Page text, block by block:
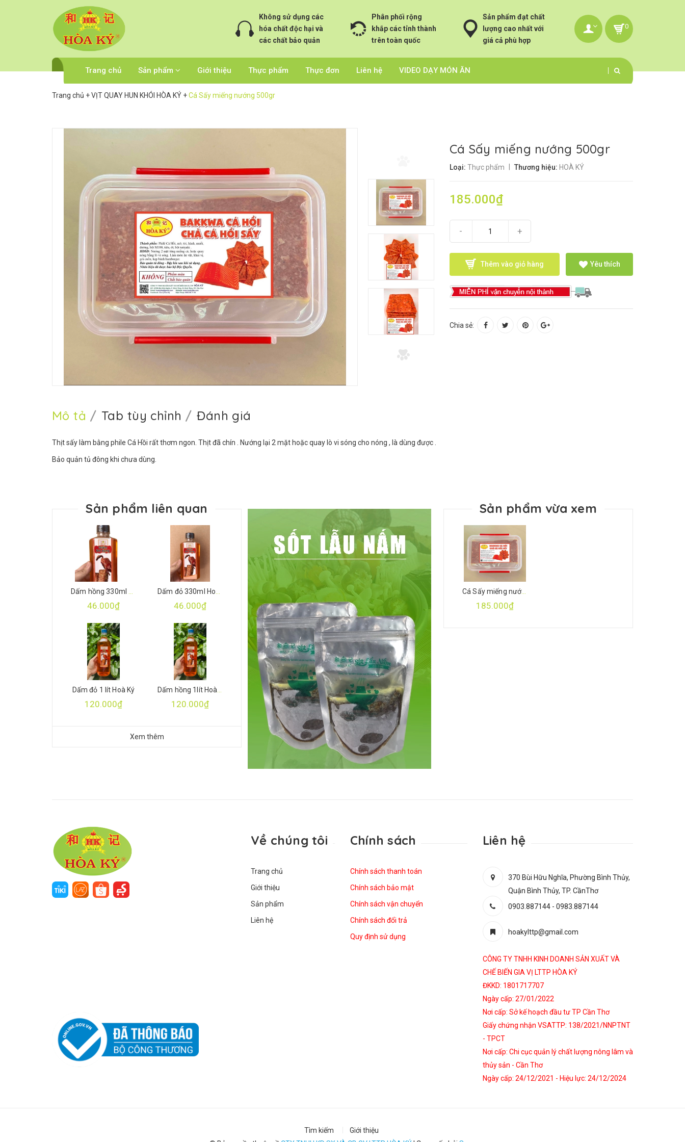
0
Sản phẩm đạt chất
lượng cao nhất với
giá cả phù hợp
Phân phối rộng
khắp các tỉnh thành
trên toàn quốc
Không sử dụng các
hóa chất độc hại và
các chất bảo quản
Trang chủ Sản phẩm Giới thiệu Thực phẩm Thực đơn Liên hệ VIDEO DẠY MÓN ĂN
Trang chủ +VỊT QUAY HUN KHÓI HÒA KÝ +Cá Sấy miếng nướng 500gr
Cá Sấy miếng nướng 500gr
Loại: Thực phẩm Thương hiệu: HOÀ KÝ
185.000₫
- +
Thêm vào giỏ hàng Yêu thích
Chia sẻ:
Mô tả Tab tùy chỉnh Đánh giá
Thịt sấy làm bằng phile Cá Hồi rất thơm ngon. Thịt đã chín . Nướng lại 2 mặt hoặc quay lò vi sóng cho nóng , là dùng được .
Bảo quản tủ đông khi chưa dùng.
Sản phẩm liên quan
Dấm hồng 330ml Hoà Ký
46.000₫
Dấm đỏ 330ml Hoà Ký
46.000₫
Dấm đỏ 1 lít Hoà Ký
120.000₫ 120.000₫
Xem thêm
Sản phẩm vừa xem
Cá Sấy miếng nướng 500gr
185.000₫
Về chúng tôi
Trang chủ
Giới thiệu
Sản phẩm
Liên hệ
Chính sách
Chính sách thanh toán
Chính sách bảo mật
Chính sách vận chuyển
Chính sách đổi trả
Quy định sử dụng
Liên hệ
370 Bùi Hữu Nghĩa, Phường Bình Thủy,
Quận Bình Thủy, TP. CầnThơ
0903.887144- 0983.887144
hoakylttp@gmail.com
CÔNG TY TNHH KINH DOANH SẢN XUẤT VÀ
CHẾ BIẾN GIA VỊ LTTP HÒA KÝ
ĐKKD: 1801717707
Ngày cấp: 27/01/2022
Nơi cấp: Sở kế hoạch đầu tư TP Cần Thơ
Giấy chứng nhận VSATTP: 138/2021/NNPTNT
- TPCT
Nơi cấp: Chi cục quản lý chất lượng nông lâm và
thủy sản - Cần Thơ
Ngày cấp: 24/12/2021 - Hiệu lực: 24/12/2024
Tìm kiếm
Giới thiệu